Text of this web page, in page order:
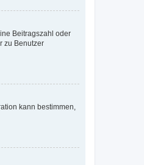
Beitragszahl oder
zu Benutzer
kann bestimmen,